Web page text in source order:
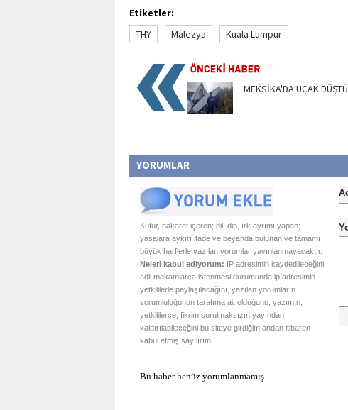
Etiketler:
THY
Malezya Kuala Lumpur
MEKSİKA'DA UÇAK DÜŞTÜ
YORUMLAR
Küfür, hakaret içeren; dil, din, ırk ayrımı yapan;
yasalara aykırı ifade ve beyanda bulunan ve tamamı
büyük harflerle yazılan yorumlar yayınlanmayacaktır.
Neleri kabul ediyorum: IP adresimin kaydedileceğini,
adli makamlarca istenmesi durumunda ip adresimin
yetkililerle paylaşılacağını, yazılan yorumların
sorumluluğunun tarafıma ait olduğunu, yazımın,
yetkililerce, fikrim sorulmaksızın yayından
kaldırılabileceğini bu siteye girdiğim andan itibaren
kabul etmiş sayılırım.
Bu haber henüz yorumlanmamış...